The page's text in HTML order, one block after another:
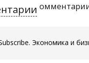
Экономика и